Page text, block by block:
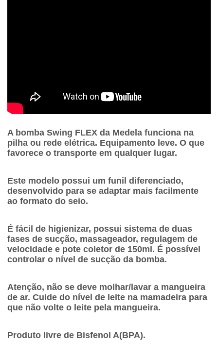
A bomba Swing FLEX da Medela funciona na
pilha ou rede elétrica. Equipamento leve. O que
favorece o transporte em qualquer lugar.
Este modelo possui um funil diferenciado,
desenvolvido para se adaptar mais facilmente
ao formato do seio.
É fácil de higienizar, possui sistema de duas
fases de sucção, massageador, regulagem de
velocidade e pote coletor de 150ml. É possível
controlar o nível de sucção da bomba.
Atenção, não se deve molhar/lavar a mangueira
de ar. Cuide do nível de leite na mamadeira para
que não volte o leite pela mangueira.
Produto livre de Bisfenol A(BPA).